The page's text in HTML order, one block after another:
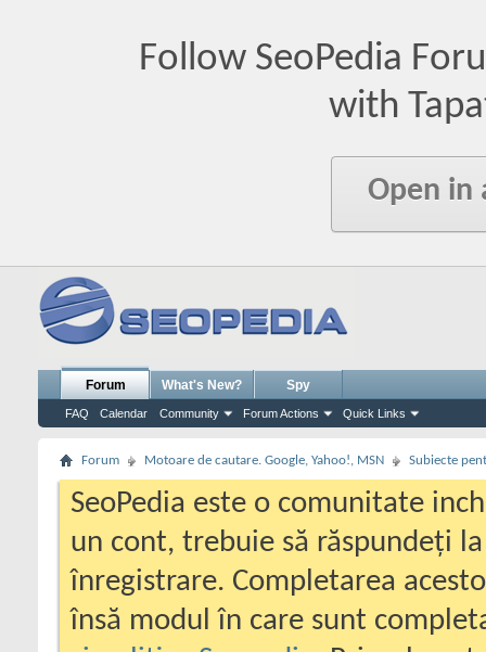
Follow SeoPedia
with
Open in
Forum
FAQ Calendar Community Forum Actions Quick Links
What's New? Spy
Forum Motoare de cautare. Google, Yahoo!, MSN Subiecte
SeoPedia este o comunitate
un cont, trebuie să răspundeți
înregistrare. Completarea
însă modul în care sunt